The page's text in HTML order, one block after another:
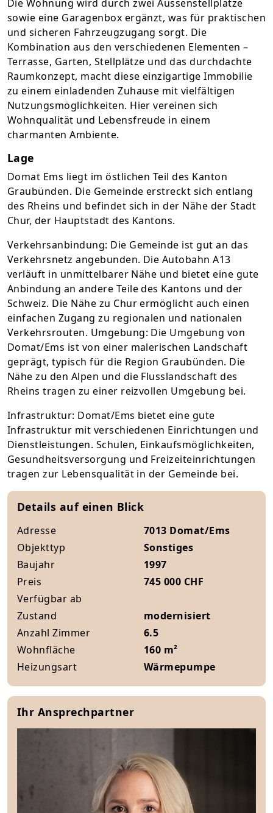
Die Wohnung wird durch zwei Aussenstellplätze
sowie eine Garagenbox ergänzt, was für praktischen
und sicheren Fahrzeugzugang sorgt. Die
Kombination aus den verschiedenen Elementen –
Terrasse, Garten, Stellplätze und das durchdachte
Raumkonzept, macht diese einzigartige Immobilie
zu einem einladenden Zuhause mit vielfältigen
Nutzungsmöglichkeiten. Hier vereinen sich
Wohnqualität und Lebensfreude in einem
charmanten Ambiente.
Lage
Domat Ems liegt im östlichen Teil des Kanton
Graubünden. Die Gemeinde erstreckt sich entlang
des Rheins und befindet sich in der Nähe der Stadt
Chur, der Hauptstadt des Kantons.
Verkehrsanbindung: Die Gemeinde ist gut an das
Verkehrsnetz angebunden. Die Autobahn A13
verläuft in unmittelbarer Nähe und bietet eine gute
Anbindung an andere Teile des Kantons und der
Schweiz. Die Nähe zu Chur ermöglicht auch einen
einfachen Zugang zu regionalen und nationalen
Verkehrsrouten. Umgebung: Die Umgebung von
Domat/Ems ist von einer malerischen Landschaft
geprägt, typisch für die Region Graubünden. Die
Nähe zu den Alpen und die Flusslandschaft des
Rheins tragen zu einer reizvollen Umgebung bei.
Infrastruktur: Domat/Ems bietet eine gute
Infrastruktur mit verschiedenen Einrichtungen und
Dienstleistungen. Schulen, Einkaufsmöglichkeiten,
Gesundheitsversorgung und Freizeiteinrichtungen
tragen zur Lebensqualität in der Gemeinde bei.
Details auf einen Blick
Adresse
7013 Domat/Ems
Objekttyp
Sonstiges
Baujahr
1997
Preis
745 000 CHF
Verfügbar ab
Zustand
modernisiert
Anzahl Zimmer
6.5
Wohnfläche
160 m²
Heizungsart
Wärmepumpe
Ihr Ansprechpartner